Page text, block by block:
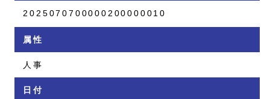
2025070700000200000010
属性
人事
日付